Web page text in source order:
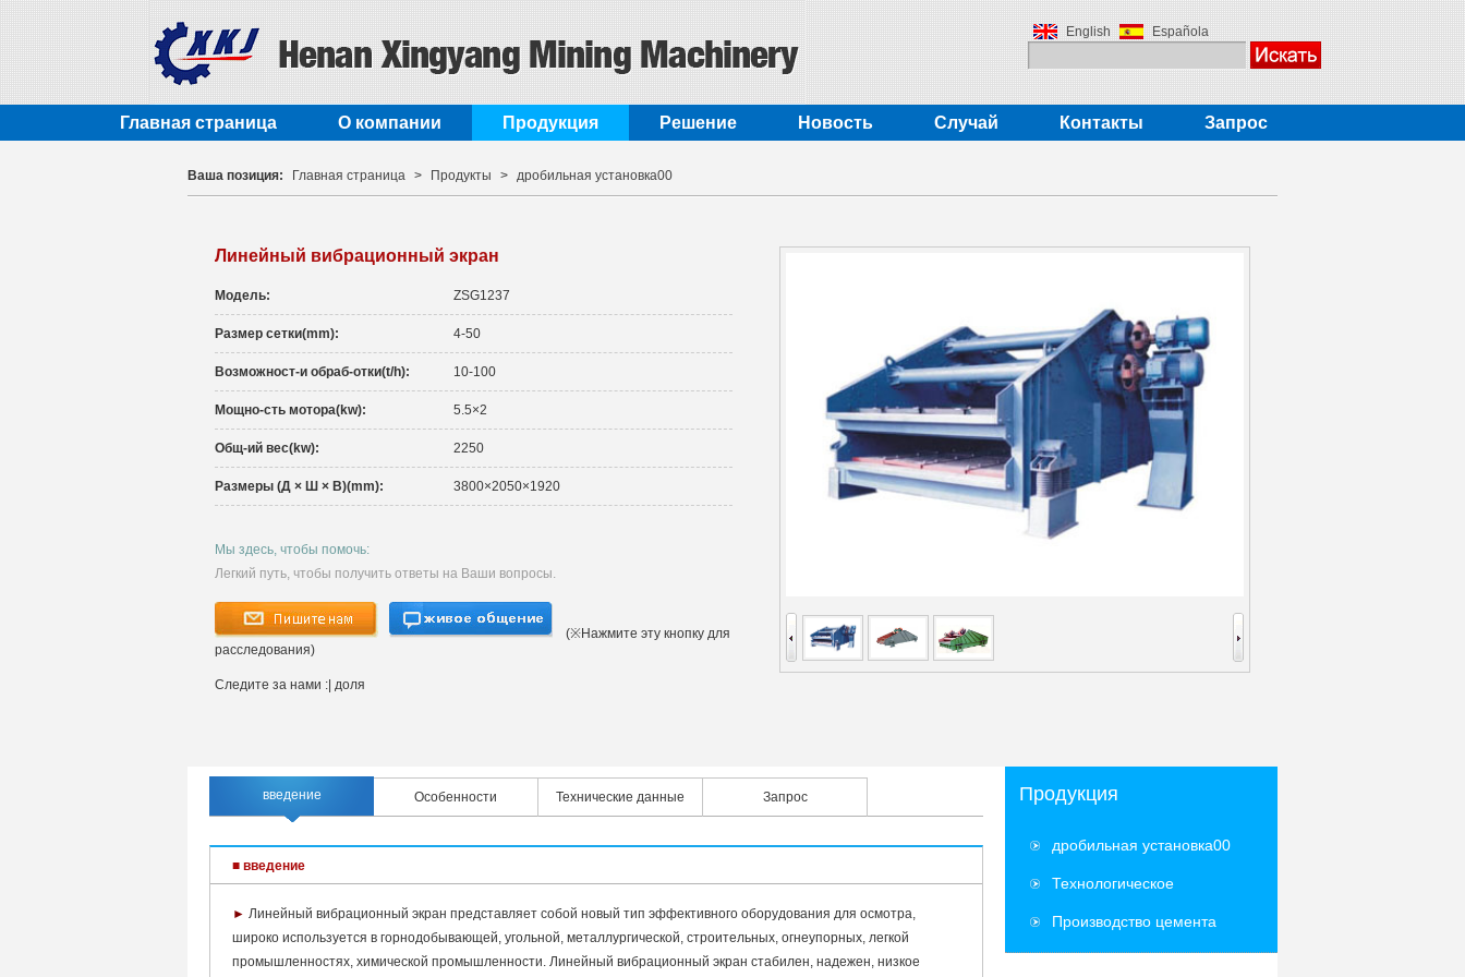
English Española
Главная страница О компании Продукция Pешение Новость Cлучай Контакты Запрос
Ваша позиция: Главная страница > Продукты > дробильная установка00
Линейный вибрационный экран
Модель: ZSG1237
Размер сетки(mm): 4-50
Возможност-и обраб-отки(t/h): 10-100
Мощно-сть мотора(kw): 5.5×2
Общ-ий вес(kw): 2250
Размеры (Д × Ш × В)(mm): 3800×2050×1920
Мы здесь, чтобы помочь:
Легкий путь, чтобы получить ответы на Ваши вопросы.
(※Нажмите эту кнопку для
расследования)
Следите за нами : | доля
введение Особенности Технические данные Запрос
■ введение
► Линейный вибрационный экран представляет собой новый тип эффективного оборудования для осмотра,
широко используется в горнодобывающей, угольной, металлургической, строительных, огнеупорных, легкой
промышленностях, химической промышленности. Линейный вибрационный экран стабилен, надежен, низкое
Продукция
дробильная установка00
Технологическое
оборудование
Производство цемента